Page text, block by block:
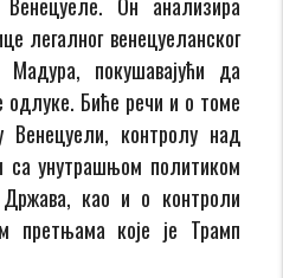
легалног венецуеланског
покушавајући да
одлуке. Биће речи и о томе
Венецуели, контролу над
са унутрашњом политиком
као и о контроли
претњама које је Трамп